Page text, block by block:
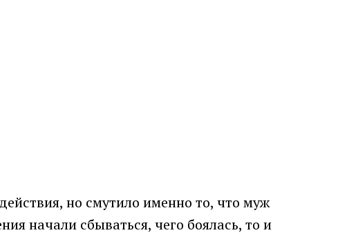
но смутило именно то, что муж
начали сбываться, чего боялась, то и